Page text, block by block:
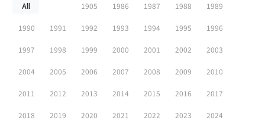
All 1905 1986 1987 1988 1989
1990 1991 1992 1993 1994 1995 1996
1997 1998 1999 2000 2001 2002 2003
2004 2005 2006 2007 2008 2009 2010
2011 2012 2013 2014 2015 2016 2017
2018 2019 2020 2021 2022 2023 2024